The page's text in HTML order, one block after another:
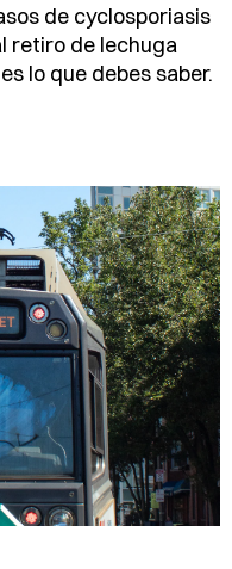
de cyclosporiasis
retiro de lechuga
lo que debes saber.